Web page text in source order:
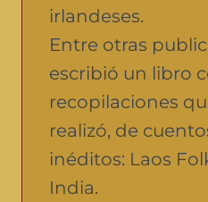
irlandeses.
Entre otras
escribió un libro
recopilaciones
realizó, de
inéditos: Laos
India.